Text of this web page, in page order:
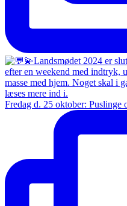
Fredag d. 25 oktober: Puslinge